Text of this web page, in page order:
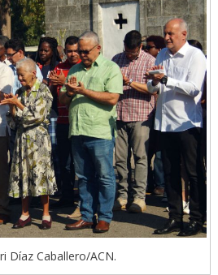
Díaz Caballero/ACN.